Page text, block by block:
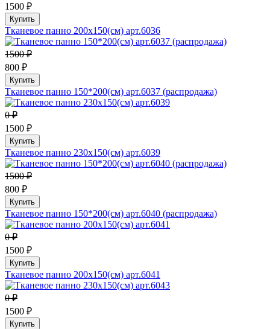
1500 ₽
Купить
Тканевое панно 200х150(см) арт.6036
1500 ₽
800 ₽
Купить
Тканевое панно 150*200(см) арт.6037 (распродажа)
0 ₽
1500 ₽
Купить
Тканевое панно 230х150(см) арт.6039
1500 ₽
800 ₽
Купить
Тканевое панно 150*200(см) арт.6040 (распродажа)
0 ₽
1500 ₽
Купить
Тканевое панно 200х150(см) арт.6041
0 ₽
1500 ₽
Купить